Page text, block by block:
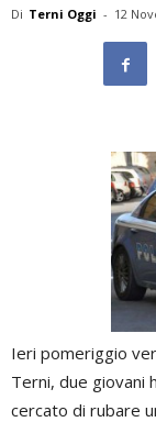
Di Terni Oggi - 12
Ieri pomeriggio
Terni, due giovani
cercato di rubare